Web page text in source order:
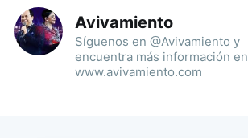
Avivamiento
Síguenos en @Avivamiento y
encuentra más información en
www.avivamiento.com